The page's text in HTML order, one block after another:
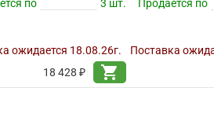
по 3 шт.
ожидается 18.08.26г.
18 428 ₽
shopping_cart
Продается по
Поставка